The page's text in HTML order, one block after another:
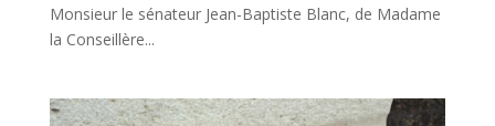
Monsieur le sénateur Jean-Baptiste Blanc, de Madame
la Conseillère...